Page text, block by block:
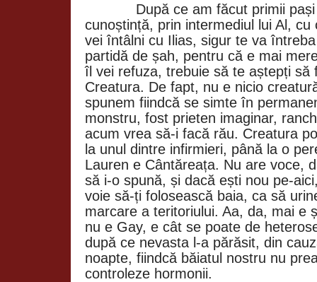
După ce am făcut primii
cunoștință, prin intermediul lui Al, cu
vei întâlni cu Ilias, sigur te va
partidă de șah, pentru că e mai
îl vei refuza, trebuie să te aștepți să
Creatura. De fapt, nu e nicio
spunem fiindcă se simte în
monstru, fost prieten imaginar,
acum vrea să-i facă rău. Creatura
la unul dintre infirmieri, până la o
Lauren e Cântăreața. Nu are voce,
să i-o spună, și dacă ești nou pe-
voie să-ți folosească baia, ca să
marcare a teritoriului. Aa, da, mai e
nu e Gay, e cât se poate de
după ce nevasta l-a părăsit, din
noapte, fiindcă băiatul nostru nu
controleze hormonii.